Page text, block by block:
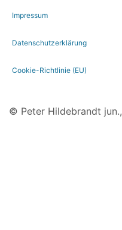
Impressum
Datenschutzerklärung
Cookie-Richtlinie (EU)
© Peter Hildebrandt